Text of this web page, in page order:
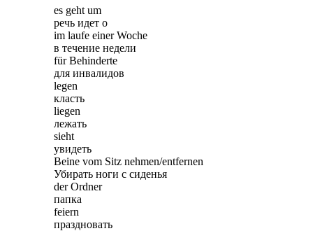
es geht um
речь идет о
im laufe einer Woche
в течение недели
für Behinderte
для инвалидов
legen
класть
liegen
лежать
sieht
увидеть
Beine vom Sitz nehmen/entfernen
Убирать ноги с сиденья
der Ordner
папка
feiern
праздновать